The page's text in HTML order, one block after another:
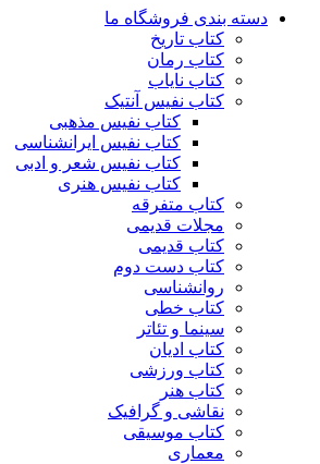
دسته بندی فروشگاه ما
کتاب تاریخ
کتاب رمان
کتاب نایاب
کتاب نفیس آنتیک
کتاب نفیس مذهبی
کتاب نفیس ایرانشناسی
کتاب نفیس شعر و ادبی
کتاب نفیس هنری
کتاب متفرقه
مجلات قدیمی
کتاب قدیمی
کتاب دست دوم
روانشناسی
کتاب خطی
سینما و تئاتر
کتاب ادیان
کتاب ورزشی
کتاب هنر
نقاشی و گرافیک
کتاب موسیقی
معماری